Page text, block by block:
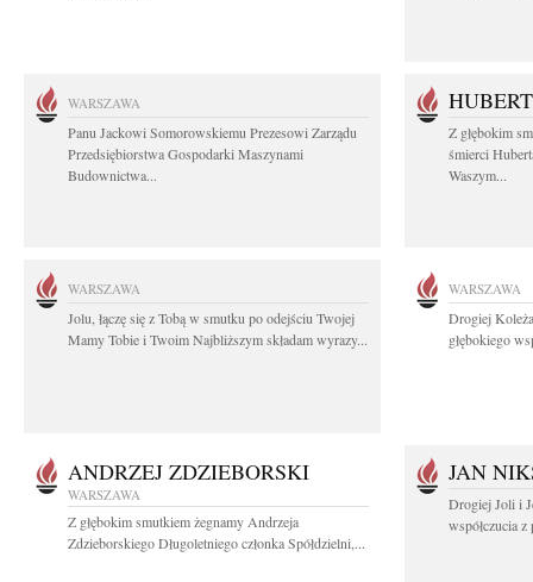
WARSZAWA
Panu Jackowi Somorowskiemu Prezesowi Zarządu
Przedsiębiorstwa Gospodarki Maszynami
Budownictwa...
Z głębokim
śmierci
Waszym...
WARSZAWA
Jolu, łączę się z Tobą w smutku po odejściu Twojej
Mamy Tobie i Twoim Najbliższym składam wyrazy...
WARSZAWA
Drogiej
głębokiego
ANDRZEJ ZDZIEBORSKI
WARSZAWA
Z głębokim smutkiem żegnamy Andrzeja
Zdzieborskiego Długoletniego członka Spółdzielni,...
JAN
Drogiej Joli i
współczucia